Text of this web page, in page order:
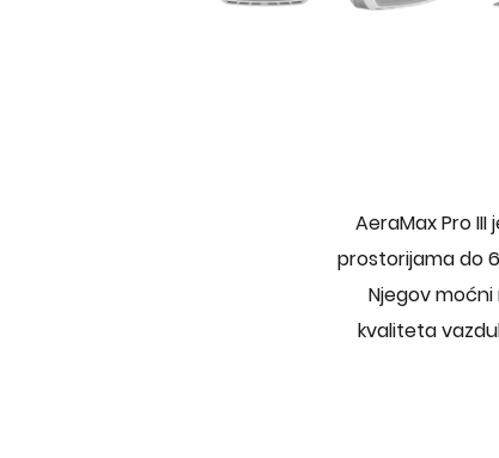
AeraMax Pro
prostorijama do
Njegov
kvaliteta